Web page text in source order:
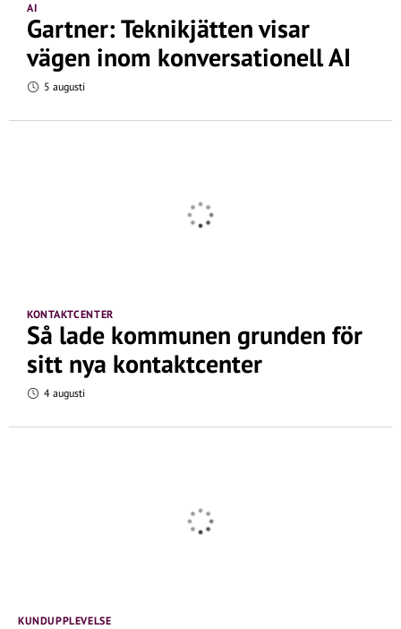
AI
Gartner: Teknikjätten visar
vägen inom konversationell AI
5 augusti
KONTAKTCENTER
Så lade kommunen grunden för
sitt nya kontaktcenter
4 augusti
KUNDUPPLEVELSE